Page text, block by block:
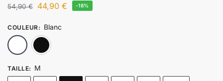
54,90€ 44,90 € -18%
COULEUR: Blanc
TAILLE: M